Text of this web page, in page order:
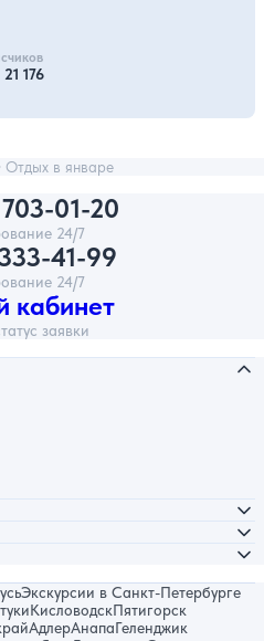
21 176
Отдых в январе
01-20
24/7
41-99
24/7
кабинет
заявки
Экскурсии в Санкт-Петербурге
КисловодскПятигорск
АдлерАнапаГеленджик